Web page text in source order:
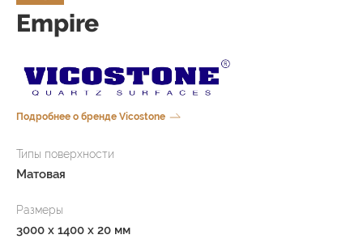
Empire
Подробнее о бренде Vicostone
Типы поверхности
Матовая
Размеры
3000 x 1400 x 20 мм